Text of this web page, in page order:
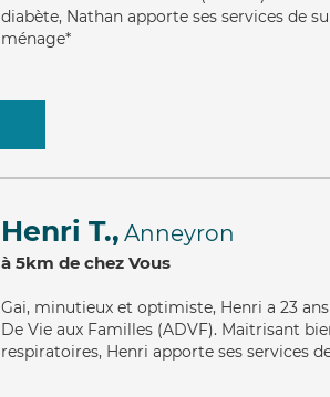
diabète, Nathan apporte ses services de
ménage*
Henri T., Anneyron
à 5km de chez Vous
Gai, minutieux et optimiste, Henri a 23
De Vie aux Familles (ADVF). Maitrisant
respiratoires, Henri apporte ses services